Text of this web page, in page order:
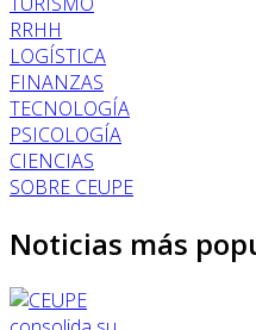
RRHH
LOGÍSTICA
FINANZAS
TECNOLOGÍA
PSICOLOGÍA
CIENCIAS
SOBRE CEUPE
Noticias más